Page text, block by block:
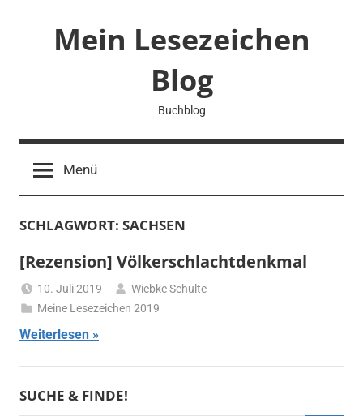
Mein Lesezeichen
Blog
Buchblog
Menü
SCHLAGWORT: SACHSEN
[Rezension] Völkerschlachtdenkmal
10. Juli 2019
Wiebke Schulte
Meine Lesezeichen 2019
Weiterlesen
SUCHE & FINDE!